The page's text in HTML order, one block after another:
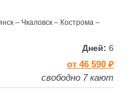
6
– Чкаловск – Кострома –
от 46 590 ₽
свободно 7 кают